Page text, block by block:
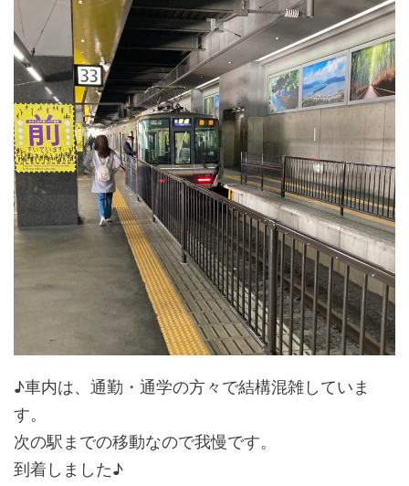
♪車内は、通勤・通学の方々で結構混雑していま
す。
次の駅までの移動なので我慢です。
到着しました♪